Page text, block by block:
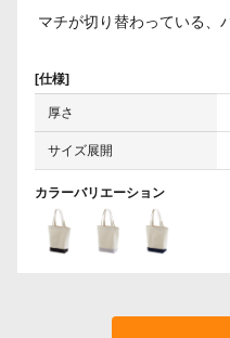
マチが切り替わっている、
[仕様]
厚さ
サイズ展開
カラーバリエーション